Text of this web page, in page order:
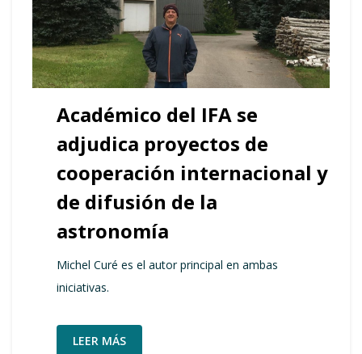
Académico del IFA se
adjudica proyectos de
cooperación internacional y
de difusión de la
astronomía
Michel Curé es el autor principal en ambas
iniciativas.
LEER MÁS